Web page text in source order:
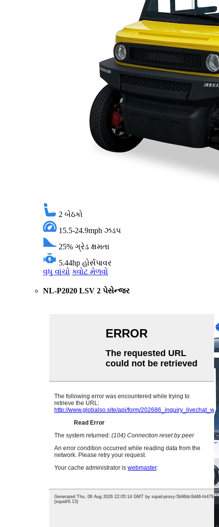
2 બેઠકો
15.5-24.9mph ઝડપ
25% ગ્રેડ ક્ષમતા
5.44hp હોર્સપાવર
વધુ વાંચો ક્વોટ મેળવો
NL-P2020 LSV 2 પેસેન્જર